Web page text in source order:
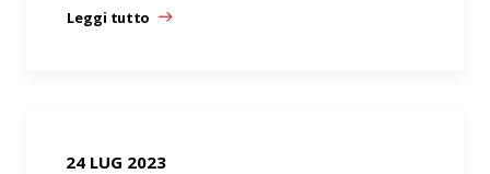
Leggi tutto
24 LUG 2023